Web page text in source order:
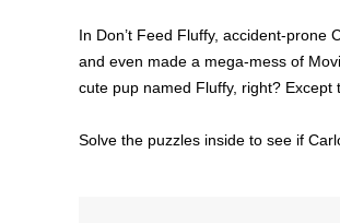
In Don’t Feed Fluffy, accident-prone
and even made a mega-mess of
cute pup named Fluffy, right? Except
Solve the puzzles inside to see if